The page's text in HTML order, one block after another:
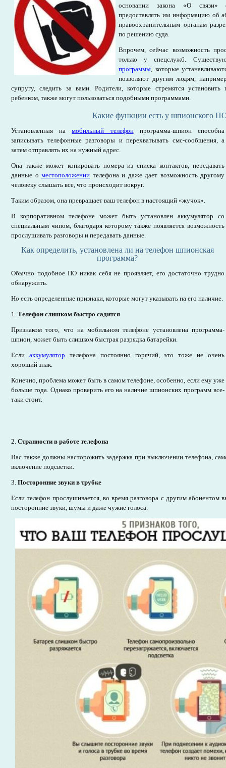
основании закона «О связи»
предоставлять им информацию об
правоохранительным органам
по решению суда.
Впрочем, сейчас возможность
только у спецслужб.
программы, которые
позволяют другим людям,
супругу, следить за вами. Родители, которые стремятся
ребенком, также могут пользоваться подобными программами.
Какие функции есть у шпионского
Установленная намобильный телефонпрограмма-шпион способна
записывать телефонные разговоры и перехватывать смс-сообщения, а
затем отправлять их на нужный адрес.
Она также может копировать номера из списка контактов, передавать
данные о местоположении телефона и даже дает возможность другому
человеку слышать все, что происходит вокруг.
Таким образом, она превращает ваш телефон в настоящий «жучок».
В корпоративном телефоне может быть установлен аккумулятор со
специальным чипом, благодаря которому также появляется возможность
прослушивать разговоры и передавать данные.
Как определить, установлена ли на телефон шпионская
программа?
Обычно подобное ПО никак себя не проявляет, его достаточно трудно
обнаружить.
Но есть определенные признаки, которые могут указывать на его наличие.
1. Телефон слишком быстро садится
Признаком того, что на мобильном телефоне установлена программа-
шпион, может быть слишком быстрая разрядка батарейки.
Если аккумулятор телефона постоянно горячий, это тоже не очень
хороший знак.
Конечно, проблема может быть в самом телефоне, особенно, если ему уже
больше года. Однако проверить его на наличие шпионских программ все-
таки стоит.
2. Странности в работе телефона
Вас также должны насторожить задержка при выключении телефона,
включение подсветки.
3. Посторонние звуки в трубке
Если телефон прослушивается, во время разговора с другим абонентом
посторонние звуки, шумы и даже чужие голоса.